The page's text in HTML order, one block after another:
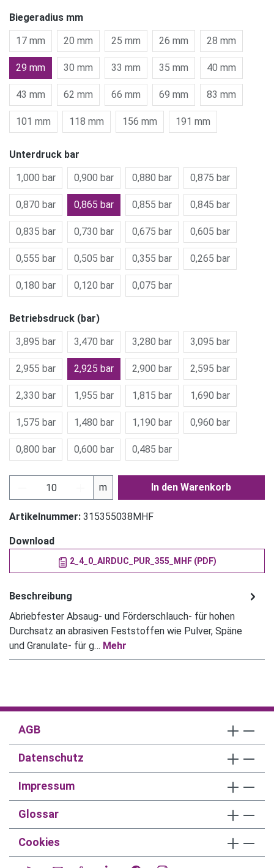
Biegeradius mm
17 mm
20 mm 25 mm 26 mm 28 mm
29 mm 30 mm 33 mm 35 mm 40 mm
43 mm 62 mm 66 mm 69 mm 83 mm
101 mm 118 mm 156 mm 191 mm
Unterdruck bar
1,000 bar
0,900 bar 0,880 bar 0,875 bar
0,870 bar 0,865 bar 0,855 bar 0,845 bar
0,835 bar 0,730 bar 0,675 bar 0,605 bar
0,555 bar 0,505 bar 0,355 bar 0,265 bar
0,180 bar 0,120 bar 0,075 bar
Betriebsdruck (bar)
3,895 bar
3,470 bar 3,280 bar 3,095 bar
2,955 bar 2,925 bar 2,900 bar 2,595 bar
2,330 bar 1,955 bar 1,815 bar 1,690 bar
1,575 bar 1,480 bar 1,190 bar 0,960 bar
0,800 bar 0,600 bar 0,485 bar
Produkt Anzahl: Gib den gewünschten Wert
m In den Warenkorb
Artikelnummer: 315355038MHF
Download
2_4_0_AIRDUC_PUR_355_MHF (PDF)
Beschreibung
Abriebfester Absaug- und Förderschlauch- für hohen
Durchsatz an abrasiven Feststoffen wie Pulver, Späne
und Granulate- für g… Mehr
AGB
Datenschutz
Impressum
Glossar
Cookies